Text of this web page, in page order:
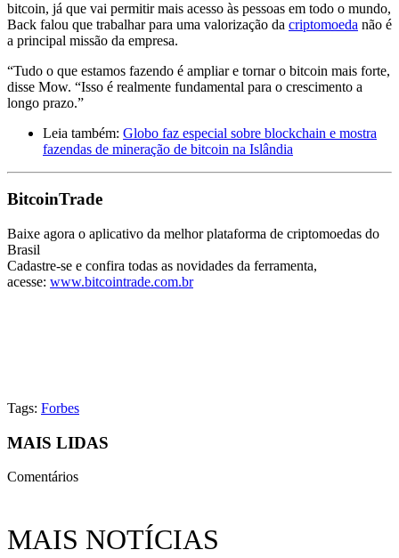
bitcoin, já que vai permitir mais acesso às pessoas em todo o mundo,
Back falou que trabalhar para uma valorização da criptomoeda não é
a principal missão da empresa.
“Tudo o que estamos fazendo é ampliar e tornar o bitcoin mais forte,
disse Mow. “Isso é realmente fundamental para o crescimento a
longo prazo.”
Leia também: Globo faz especial sobre blockchain e mostra
fazendas de mineração de bitcoin na Islândia
BitcoinTrade
Baixe agora o aplicativo da melhor plataforma de criptomoedas do
Brasil
Cadastre-se e confira todas as novidades da ferramenta,
acesse: www.bitcointrade.com.br
Tags: Forbes
MAIS LIDAS
Comentários
MAIS NOTÍCIAS